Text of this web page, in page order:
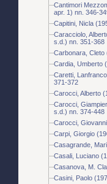
Cantimori
apr. 1) nn. 346-
Capitini, Nicla
Caracciolo,
s.d.) nn. 351-368
Carbonara, Cleto
Cardia, Umberto
Caretti,
371-372
Carocci, Alberto
Carocci,
s.d.) nn. 374-448
Carocci,
Carpi, Giorgio
Casagrande,
Casali, Luciano
Casanova, M.
Casini, Paolo